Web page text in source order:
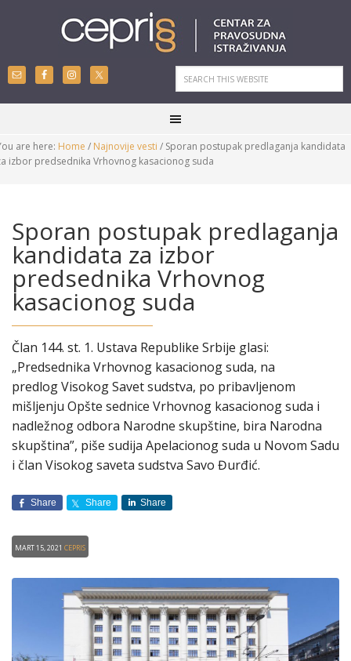
are here: Home / Najnovije vesti / Sporan postupak predlaganja kandidata
izbor predsednika Vrhovnog kasacionog suda
Sporan postupak predlaganja
kandidata za izbor
predsednika Vrhovnog
kasacionog suda
Član 144. st. 1. Ustava Republike Srbije glasi:
„Predsednika Vrhovnog kasacionog suda, na
predlog Visokog Savet sudstva, po pribavljenom
mišljenju Opšte sednice Vrhovnog kasacionog suda i
nadležnog odbora Narodne skupštine, bira Narodna
skupština”, piše sudija Apelacionog suda u Novom Sadu
i član Visokog saveta sudstva Savo Đurđić.
Share Share Share
Mart 15, 2021 CEPRIS